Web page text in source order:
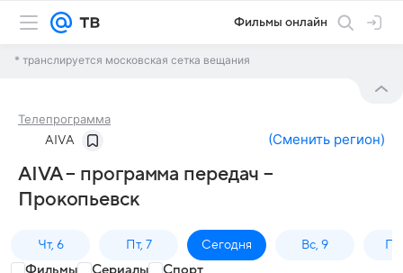
Фильмы онлайн
* транслируется московская сетка вещания
Телепрограмма
AIVA (Сменить регион)
AIVA – программа передач –
Прокопьевск
Чт, 6 Пт, 7 Сегодня Вс, 9
Фильмы Сериалы Спорт